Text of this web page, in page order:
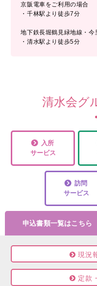
申込書類一覧はこちら
京阪電車をご利用の場合
・千林駅より徒歩7分
地下鉄長堀鶴見緑地線・
・清水駅より徒歩5分
清水会グ
入所
サービス
訪問
サービス
現況
定款